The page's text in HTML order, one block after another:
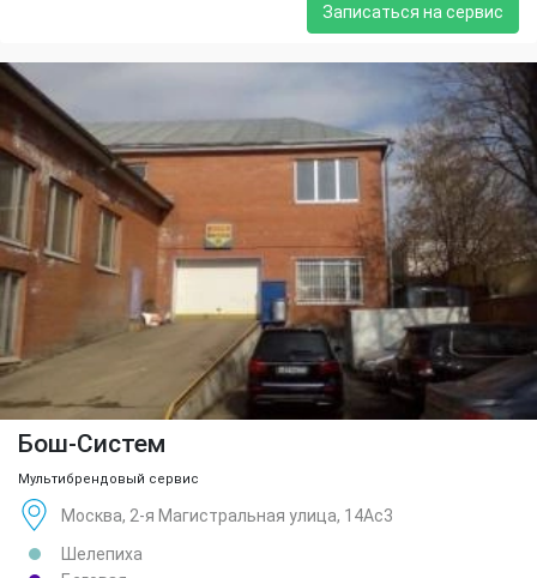
Записаться на сервис
Бош-Систем
Мультибрендовый сервис
Москва, 2-я Магистральная улица, 14Ас3
Шелепиха